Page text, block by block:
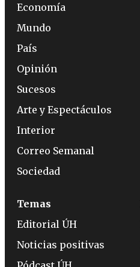
Economía
Mundo
País
Opinión
Sucesos
Arte y Espectáculos
Interior
Correo Semanal
Sociedad
Temas
Editorial ÚH
Noticias positivas